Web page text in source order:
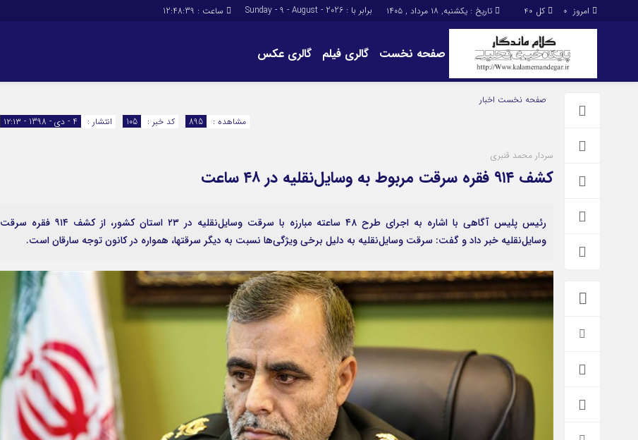
کل 40 امروز 0 تاریخ : یکشنبه, ۱۸ مرداد , ۱۴۰۵ برابر با : Sunday - 9 - August - 2026 ساعت : 12:48:40
صفحه نخست گالری فیلم گالری عکس
تماس با ما
برگه دو ستونه
صفحه نخست اخبار
انتشار :
4 - دی - 1398 - ۱۲:۱۳ کد خبر : 105 مشاهده : 895
سردار محمد قنبری
کشف ۹۱۴ فقره سرقت مربوط به وسایل‌نقلیه در ۴۸ ساعت
رئیس پلیس آگاهی با اشاره به اجرای طرح ۴۸ ساعته مبارزه با سرقت وسایل‌نقلیه در ۲۳ استان کشور، از کشف ۹۱۴ فقره سرقت
وسایل‌نقلیه خبر داد و گفت: سرقت وسایل‌نقلیه به دلیل برخی ویژگی‌ها نسبت به دیگر سرقتها، همواره در کانون توجه سارقان است.